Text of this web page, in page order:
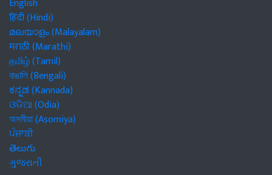
हिंदी (Hindi)
മലയാളം (Malayalam)
मराठी (Marathi)
தமிழ் (Tamil)
বাঙালি (Bengali)
ಕನ್ನಡ (Kannada)
ଓଡିଆ (Odia)
অসমীয়া (Asomiya)
ਪੰਜਾਬੀ
తెలుగు
ગુજરાતી